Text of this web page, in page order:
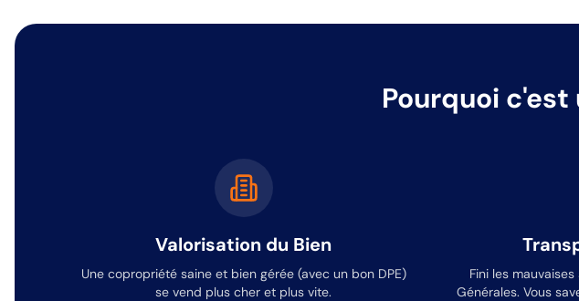
Pourquoi
Valorisation du Bien
Une copropriété saine et bien gérée (avec un bon DPE)
se vend plus cher et plus vite.
Fini les
Générales. Vous